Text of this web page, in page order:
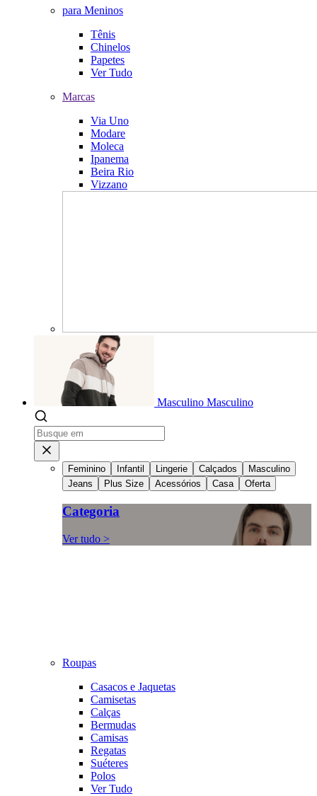
para Meninos
Tênis
Chinelos
Papetes
Ver Tudo
Marcas
Via Uno
Modare
Moleca
Ipanema
Beira Rio
Vizzano
Masculino Masculino
Feminino Infantil Lingerie Calçados
Masculino
Jeans
Plus Size Acessórios Casa Oferta
Categoria
Ver tudo >
Roupas
Casacos e Jaquetas
Camisetas
Calças
Bermudas
Camisas
Regatas
Suéteres
Polos
Ver Tudo